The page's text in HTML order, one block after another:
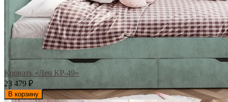
Кровать «Лео КР-49»
23 479 ₽
В корзину